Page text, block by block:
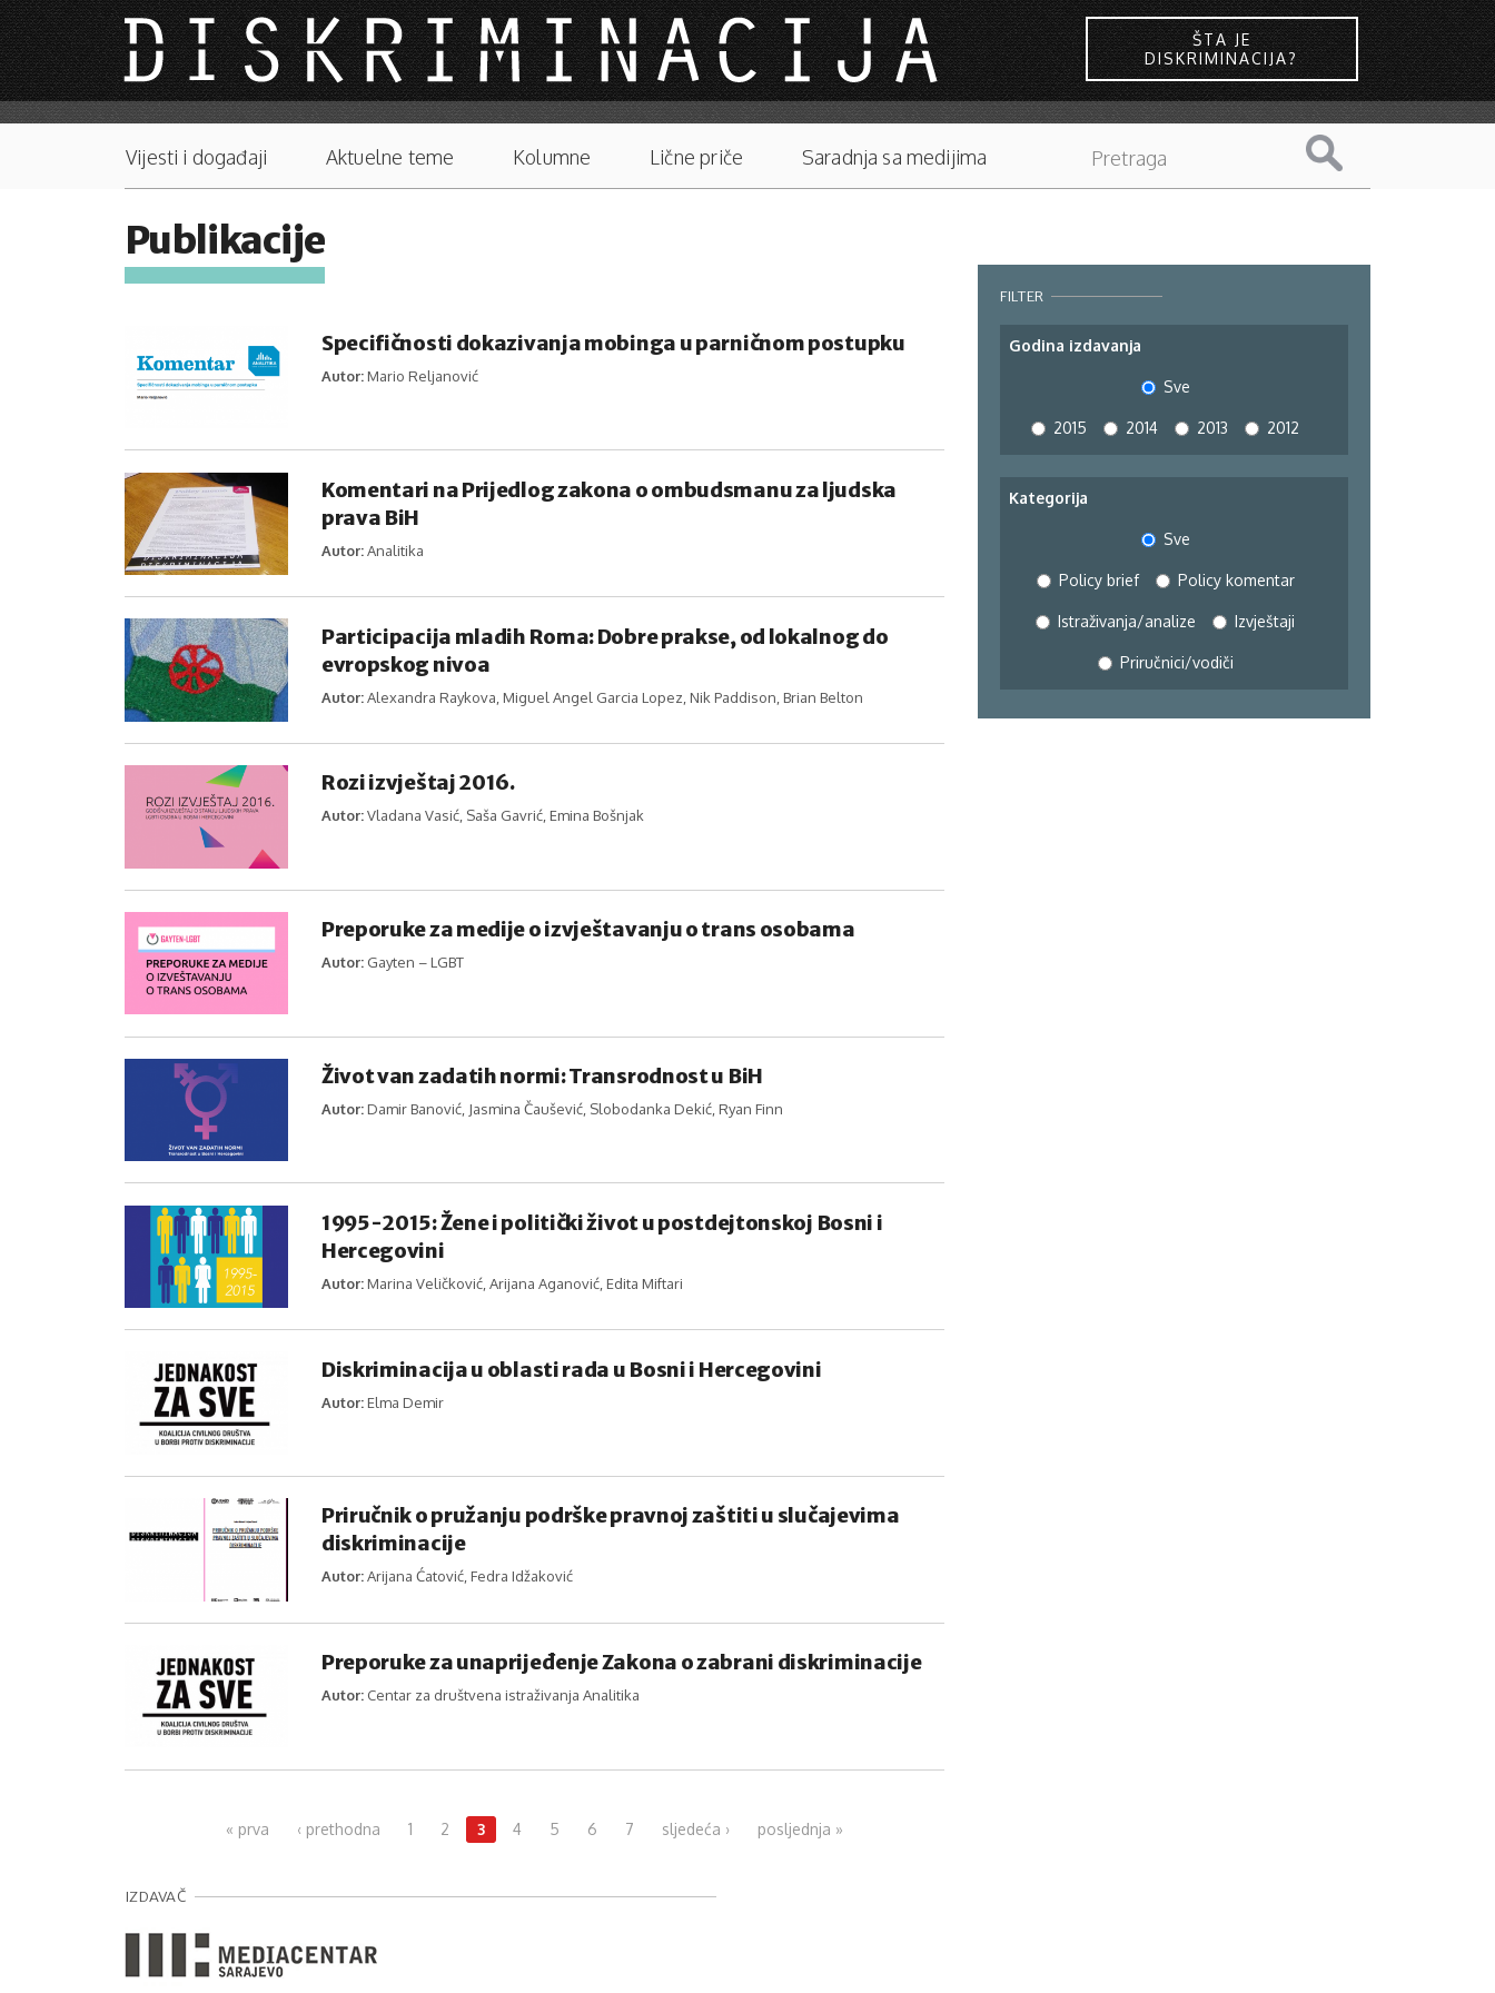
Skip to main content
ŠTA JE
DISKRIMINACIJA?
Main menu
Vijesti i događaji Aktuelne teme Kolumne Lične priče Saradnja sa medijima
Publikacije
Specifičnosti dokazivanja mobinga u parničnom postupku
Autor:Mario Reljanović
Komentari na Prijedlog zakona o ombudsmanu za ljudska
prava BiH
Autor:Analitika
Participacija mladih Roma: Dobre prakse, od lokalnog do
evropskog nivoa
Autor:Alexandra Raykova, Miguel Angel Garcia Lopez, Nik Paddison, Brian Belton
Rozi izvještaj 2016.
Autor:Vladana Vasić, Saša Gavrić, Emina Bošnjak
Preporuke za medije o izvještavanju o trans osobama
Autor: Gayten – LGBT
Život van zadatih normi: Transrodnost u BiH
Autor:Damir Banović, Jasmina Čaušević, Slobodanka Dekić, Ryan Finn
1995-2015: Žene i politički život u postdejtonskoj Bosni i
Hercegovini
Autor:Marina Veličković, Arijana Aganović, Edita Miftari
Diskriminacija u oblasti rada u Bosni i Hercegovini
Autor:Elma Demir
Priručnik o pružanju podrške pravnoj zaštiti u slučajevima
diskriminacije
Autor:Arijana Ćatović, Fedra Idžaković
Preporuke za unaprijeđenje Zakona o zabrani diskriminacije
Autor: Centar za društvena istraživanja Analitika
« prva ‹ prethodna 1 2 3 4 5 6 7 sljedeća › posljednja »
FILTER
Godina izdavanja
Sve
2015 2014 2013 2012
Kategorija
Sve
Policy brief Policy komentar
Istraživanja/analize Izvještaji
Priručnici/vodiči
IZDAVAČ